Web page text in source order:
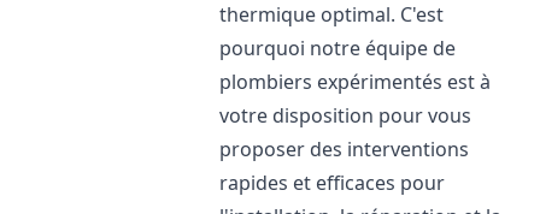
thermique optimal. C'est
pourquoi notre équipe de
plombiers expérimentés est à
votre disposition pour vous
proposer des interventions
rapides et efficaces pour